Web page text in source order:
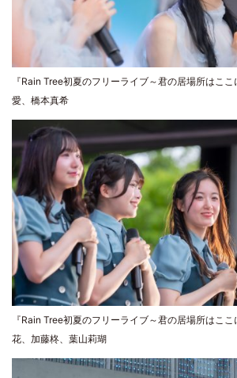
『Rain Tree初夏のフリーライブ～君の居場所はこ
愛、橋本真希
『Rain Tree初夏のフリーライブ～君の居場所はこ
花、加藤柊、葉山莉瑚